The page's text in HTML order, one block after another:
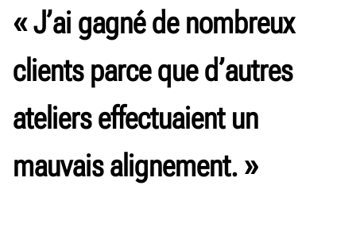
« J’ai gagné de nombreux
clients parce que d’autres
ateliers effectuaient un
mauvais alignement. »